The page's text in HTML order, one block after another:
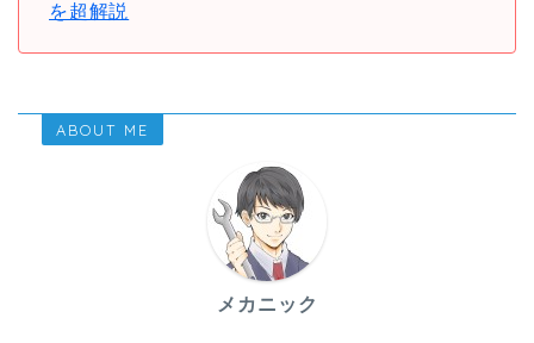
を超解説
ABOUT ME
メカニック